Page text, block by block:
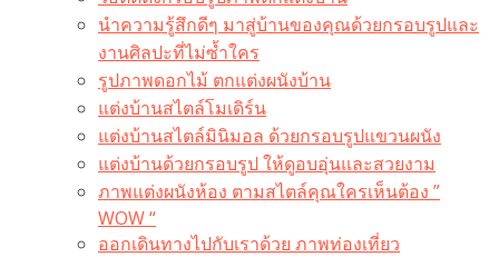
นำความรู้สึกดีๆ มาสู่บ้านของคุณด้วยกรอบรูปและ
งานศิลปะที่ไม่ซ้ำใคร
รูปภาพดอกไม้ ตกแต่งผนังบ้าน
แต่งบ้านสไตล์โมเดิร์น
แต่งบ้านสไตล์มินิมอล ด้วยกรอบรูปแขวนผนัง
แต่งบ้านด้วยกรอบรูป ให้ดูอบอุ่นและสวยงาม
ภาพแต่งผนังห้อง ตามสไตล์คุณใครเห็นต้อง ”
WOW “
ออกเดินทางไปกับเราด้วย ภาพท่องเที่ยว